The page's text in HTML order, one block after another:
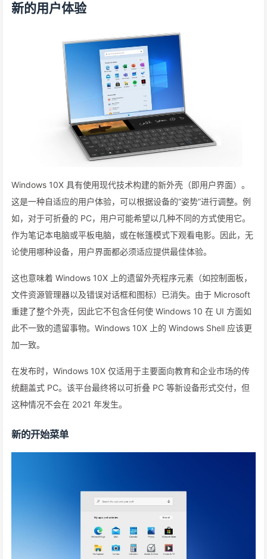
新的用户体验
Windows 10X 具有使用现代技术构建的新外壳（即用户界面）。
这是一种自适应的用户体验，可以根据设备的“姿势”进行调整。例
如，对于可折叠的 PC，用户可能希望以几种不同的方式使用它。
作为笔记本电脑或平板电脑，或在帐篷模式下观看电影。因此，无
论使用哪种设备，用户界面都必须适应提供最佳体验。
这也意味着 Windows 10X 上的遗留外壳程序元素（如控制面板，
文件资源管理器以及错误对话框和图标）已消失。由于 Microsoft
重建了整个外壳，因此它不包含任何使 Windows 10 在 UI 方面如
此不一致的遗留事物。Windows 10X 上的 Windows Shell 应该更
加一致。
在发布时，Windows 10X 仅适用于主要面向教育和企业市场的传
统翻盖式 PC。该平台最终将以可折叠 PC 等新设备形式交付，但
这种情况不会在 2021 年发生。
新的开始菜单